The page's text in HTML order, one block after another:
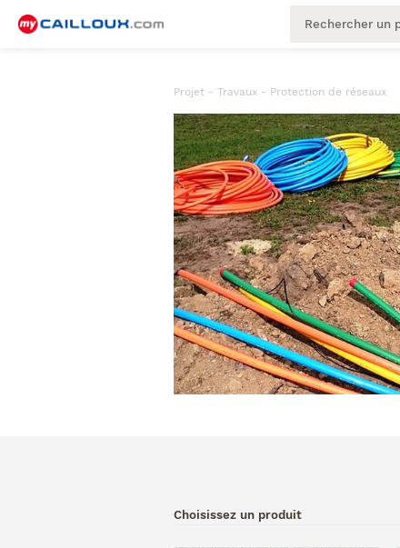
Projet - Travaux - Protection de réseaux
Choisissez un produit